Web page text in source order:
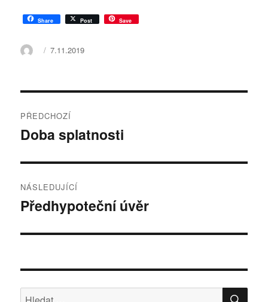
Share Post Save
Autor:Publikováno:
7.11.2019
pro
PŘEDCHOZÍ
Předchozí
Doba splatnosti
NÁSLEDUJÍCÍ
Následující
Předhypoteční úvěr
Hledat: